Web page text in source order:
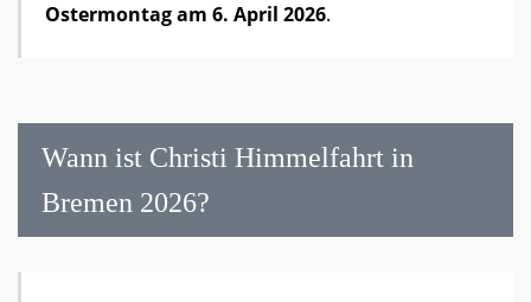
Ostermontag am 6. April 2026.
Wann ist Christi Himmelfahrt in
Bremen 2026?